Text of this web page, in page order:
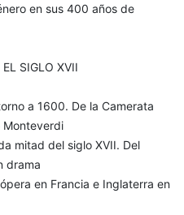
en sus 400 años de
EL SIGLO XVII
a 1600. De la Camerata
Monteverdi
mitad del siglo XVII. Del
drama
en Francia e Inglaterra en